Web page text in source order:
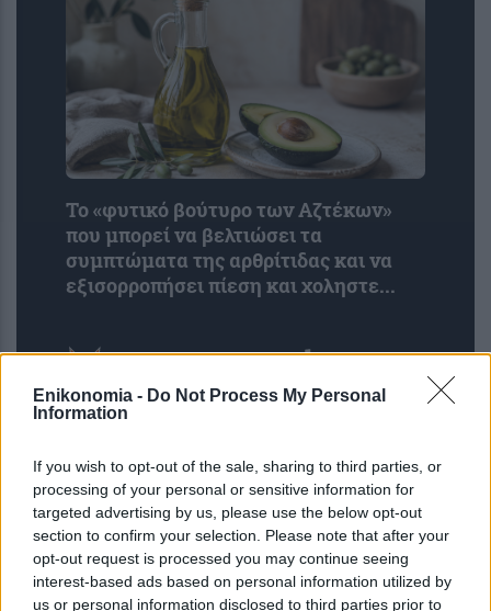
Enikonomia - Do Not Process My Personal
Information
If you wish to opt-out of the sale, sharing to third parties, or
processing of your personal or sensitive information for
targeted advertising by us, please use the below opt-out
section to confirm your selection. Please note that after your
opt-out request is processed you may continue seeing
interest-based ads based on personal information utilized by
us or personal information disclosed to third parties prior to
Το «φυτικό βούτυρο των Αζτέκων»
που μπορεί να βελτιώσει τα
συμπτώματα της αρθρίτιδας και να
εξισορροπήσει πίεση και χοληστε...